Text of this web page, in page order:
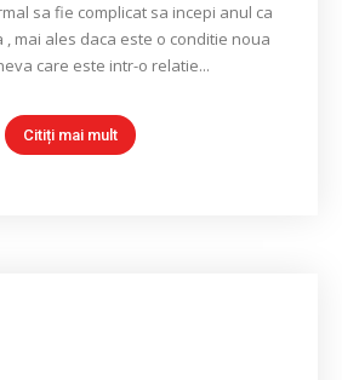
sa fie complicat sa incepi anul ca
mai ales daca este o conditie noua
care este intr-o relatie...
Citiți mai mult